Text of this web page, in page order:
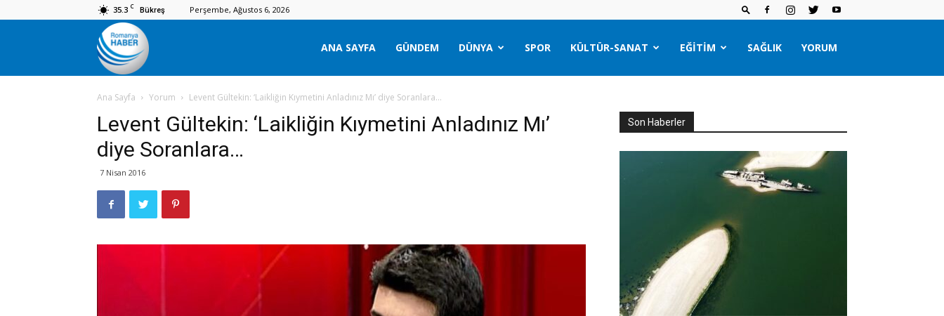
35.3 C Bükreş Perşembe, Ağustos 6, 2026
Romanya
Haber
ANA SAYFA GÜNDEM DÜNYA SPOR KÜLTÜR-SANAT EĞITIM SAĞLIK YORUM
Ana Sayfa Yorum Levent Gültekin: ‘Laikliğin Kıymetini Anladınız Mı’ diye Soranlara…
Levent Gültekin: ‘Laikliğin Kıymetini Anladınız Mı’
diye Soranlara…
7 Nisan 2016
Son Haberler